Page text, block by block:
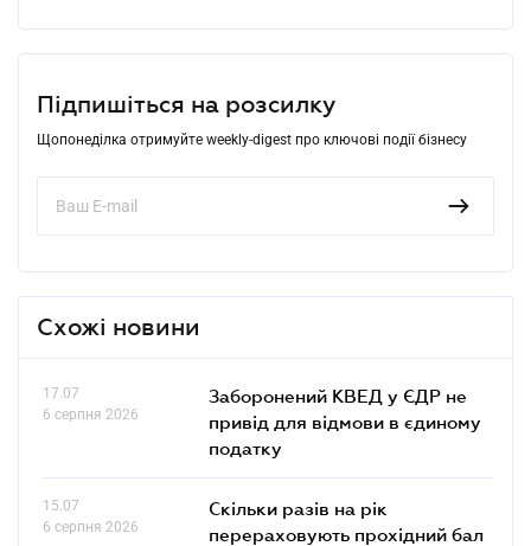
Підпишіться на розсилку
Щопонеділка отримуйте weekly-digest про ключові події бізнесу
Схожі новини
17.07
6 серпня 2026
Заборонений КВЕД у ЄДР не
привід для відмови в єдиному
податку
15.07
6 серпня 2026
Скільки разів на рік
перераховують прохідний бал